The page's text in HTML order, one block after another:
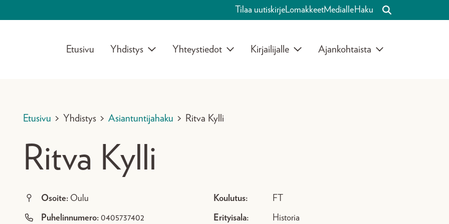
Tilaa uutiskirjeLomakkeetMedialleHaku
Etusivu Yhdistys Yhteystiedot Kirjailijalle Ajankohtaista
Etusivu > Yhdistys > Asiantuntijahaku > Ritva Kylli
Ritva Kylli
Osoite: Oulu
Puhelinnumero: 0405737402
Koulutus: FT
Erityisala:
Historia